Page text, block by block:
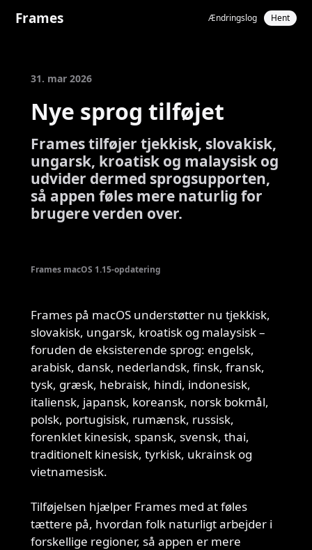
Frames Ændringslog Hent
31. mar 2026
Nye sprog tilføjet
Frames tilføjer tjekkisk, slovakisk,
ungarsk, kroatisk og malaysisk og
udvider dermed sprogsupporten,
så appen føles mere naturlig for
brugere verden over.
Frames macOS 1.15-opdatering
Frames på macOS understøtter nu tjekkisk,
slovakisk, ungarsk, kroatisk og malaysisk –
foruden de eksisterende sprog: engelsk,
arabisk, dansk, nederlandsk, finsk, fransk,
tysk, græsk, hebraisk, hindi, indonesisk,
italiensk, japansk, koreansk, norsk bokmål,
polsk, portugisisk, rumænsk, russisk,
forenklet kinesisk, spansk, svensk, thai,
traditionelt kinesisk, tyrkisk, ukrainsk og
vietnamesisk.
Tilføjelsen hjælper Frames med at føles
tættere på, hvordan folk naturligt arbejder i
forskellige regioner, så appen er mere